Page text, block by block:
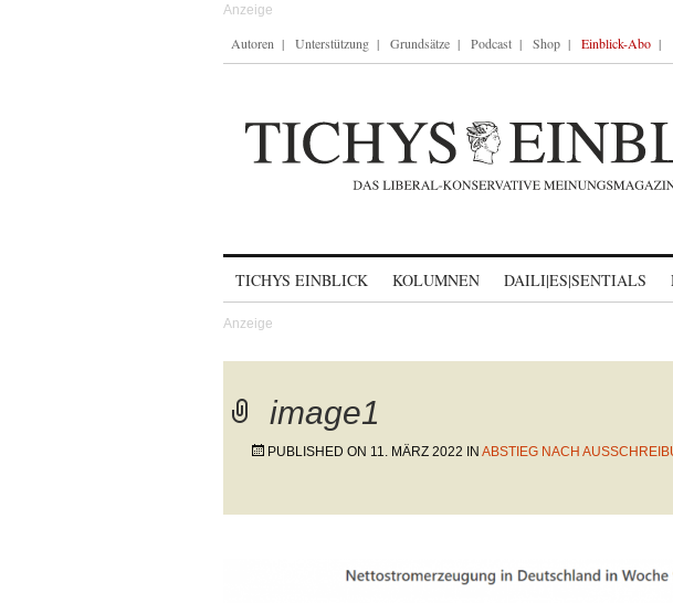
Autoren Unterstützung Grundsätze Podcast Shop Einblick-Abo
TICHYS EINBLICK KOLUMNEN DAILI|ES|SENTIALS
image1
PUBLISHED ON 11. MÄRZ 2022 IN ABSTIEG NACH